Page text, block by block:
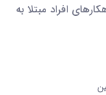
افراد مبتلا به